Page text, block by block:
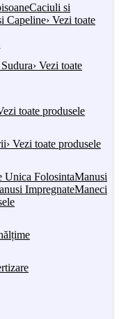
Caciuli si
Capeline› Vezi toate
› Vezi toate
toate produsele
› Vezi toate produsele
Unica FolosintaManusi
ImpregnateManeci